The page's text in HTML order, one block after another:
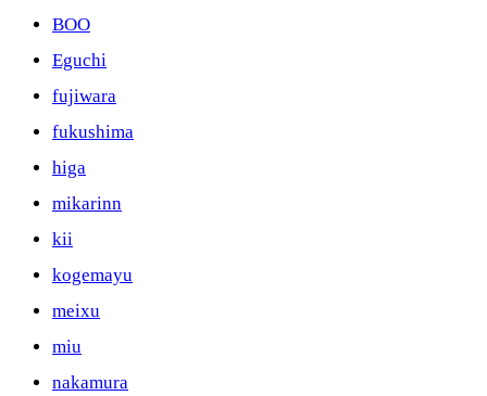
BOO
Eguchi
fujiwara
fukushima
higa
mikarinn
kii
kogemayu
meixu
miu
nakamura